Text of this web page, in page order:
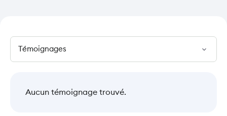
expand_more
Aucun témoignage trouvé.